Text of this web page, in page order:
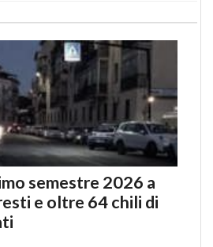
semestre 2026 a
e oltre 64 chili di